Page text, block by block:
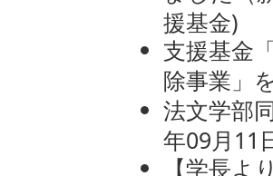
援基金)
支援基金
除事業」
法文学部
年09月11
【学長